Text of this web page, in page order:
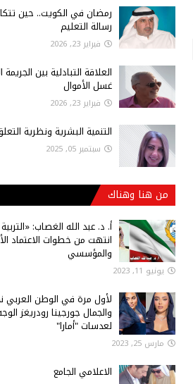
رمضان في الكويت.. حين
رسالة التعليم
فبراير 23, 2026
العلاقة التبادلية بين
غسل الأموال
فبراير 23, 2026
التنمية البشرية ونظرية
سبتمبر 05, 2025
من هنا وهناك
أ‌. د. عبد الله الغصاب:
انتهت من خطوات الاعتماد
والمؤسسي
يونيو 11, 2023
لأول مرة في الوطن العربي
والجمال جورجينا رودريغز
لعدسات "أمارا"
مارس 25, 2023
الاعلامي الجامع